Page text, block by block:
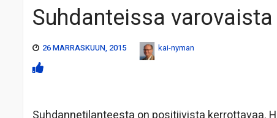
Suhdanteissa
26 MARRASKUUN, 2015 kai-nyman